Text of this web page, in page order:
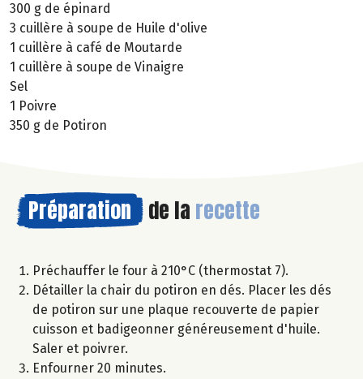
300 g de épinard
3 cuillère à soupe de Huile d'olive
1 cuillère à café de Moutarde
1 cuillère à soupe de Vinaigre
Sel
1 Poivre
350 g de Potiron
Préparation de la recette
Préchauffer le four à 210°C (thermostat 7).
Détailler la chair du potiron en dés. Placer les dés
de potiron sur une plaque recouverte de papier
cuisson et badigeonner généreusement d'huile.
Saler et poivrer.
Enfourner 20 minutes.